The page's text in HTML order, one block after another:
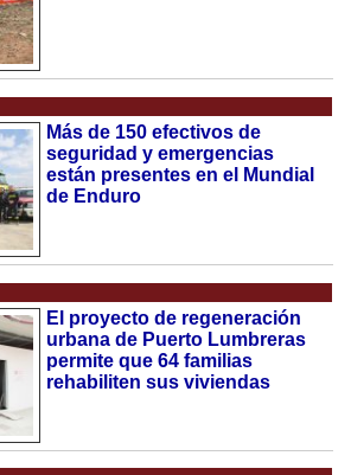
Más de 150 efectivos de
seguridad y emergencias
están presentes en el Mundial
de Enduro
El proyecto de regeneración
urbana de Puerto Lumbreras
permite que 64 familias
rehabiliten sus viviendas